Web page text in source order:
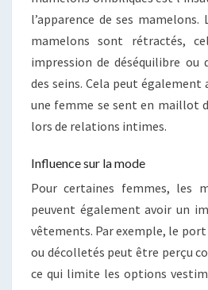
l’apparence de ses mamelons.
mamelons sont rétractés,
impression de déséquilibre ou
des seins. Cela peut
une femme se sent en maillot
lors de relations intimes.
Influence sur la mode
Pour certaines femmes, les
peuvent également avoir un
vêtements. Par exemple, le
ou décolletés peut être perçu
ce qui limite les options